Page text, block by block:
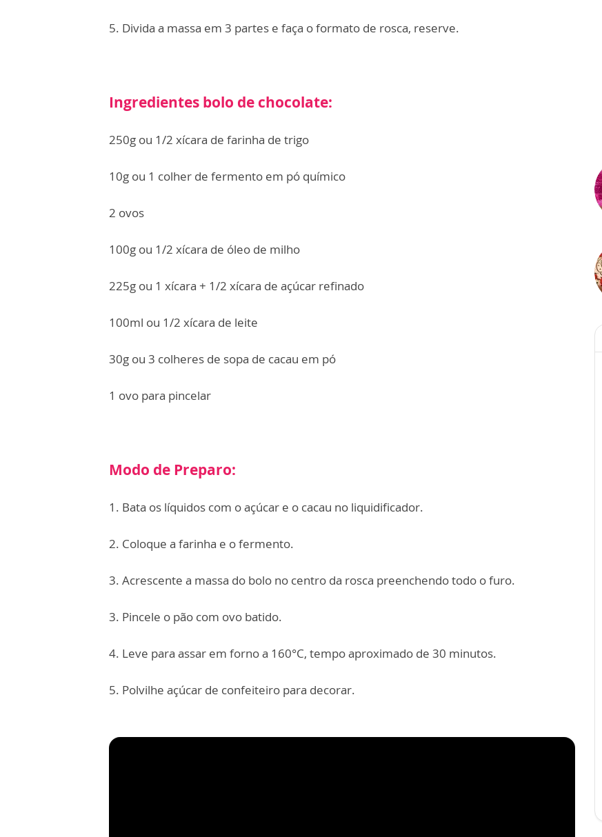
5. Divida a massa em 3 partes e faça o formato de rosca, reserve.
Ingredientes bolo de chocolate:
250g ou 1/2 xícara de farinha de trigo
10g ou 1 colher de fermento em pó químico
2 ovos
100g ou 1/2 xícara de óleo de milho
225g ou 1 xícara + 1/2 xícara de açúcar refinado
100ml ou 1/2 xícara de leite
30g ou 3 colheres de sopa de cacau em pó
1 ovo para pincelar
Modo de Preparo:
1. Bata os líquidos com o açúcar e o cacau no liquidificador.
2. Coloque a farinha e o fermento.
3. Acrescente a massa do bolo no centro da rosca preenchendo todo o furo.
3. Pincele o pão com ovo batido.
4. Leve para assar em forno a 160°C, tempo aproximado de 30 minutos.
5. Polvilhe açúcar de confeiteiro para decorar.